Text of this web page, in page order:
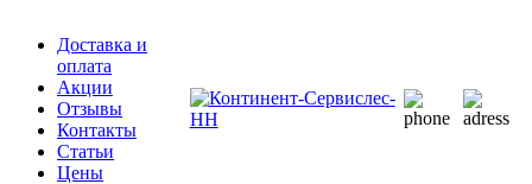
Доставка и
оплата
Акции
Отзывы
Контакты
Статьи
Цены